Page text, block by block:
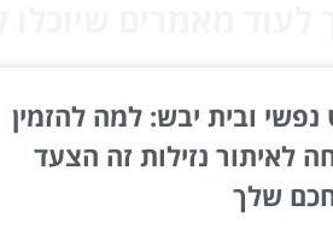
ובית יבש: למה להזמין
לאיתור נזילות זה הצעד
שלך